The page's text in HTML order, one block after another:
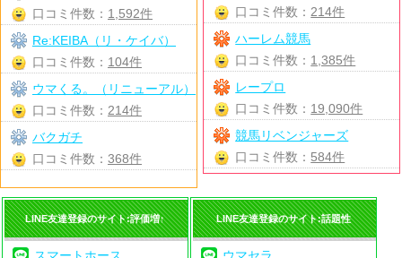
口コミ件数： 214件
ハーレム競馬
口コミ件数： 1,385件
レープロ
口コミ件数： 19,090件
競馬リベンジャーズ
口コミ件数： 584件
口コミ件数： 1,592件
Re:KEIBA（リ・ケイバ）
口コミ件数： 104件
ウマくる。（リニューアル）
口コミ件数： 214件
バクガチ
口コミ件数： 368件
LINE友達登録のサイト:評価増↑ LINE友達登録のサイト:話題性